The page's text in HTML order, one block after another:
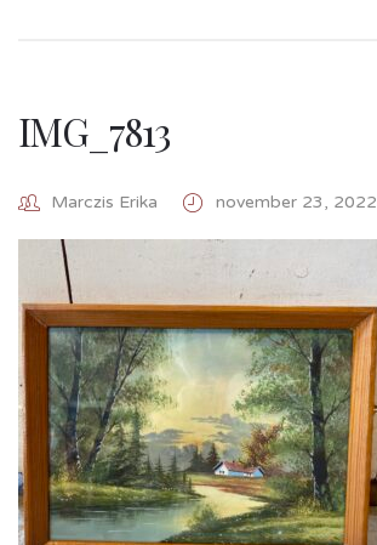
IMG_7813
Marczis Erika november 23, 2022